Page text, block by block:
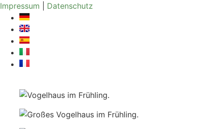
Zum
Inhalt
springen
Impressum Datenschutz